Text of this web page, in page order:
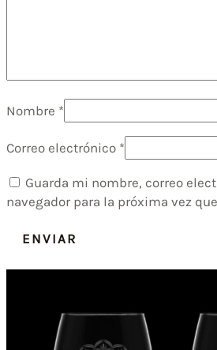
Nombre *
Correo electrónico *
Guarda mi nombre, correo
navegador para la próxima vez